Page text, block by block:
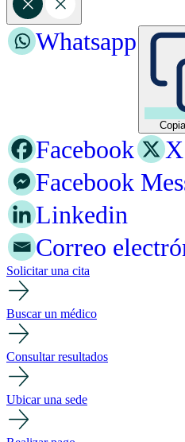
Whatsapp
Facebook
X
Facebook
Linkedin
Correo
Solicitar una cita
Buscar un médico
Consultar resultados
Ubicar una sede